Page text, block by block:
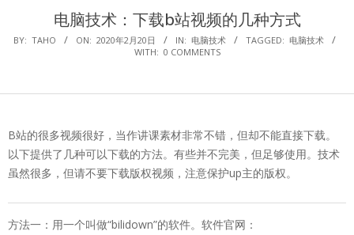
电脑技术：下载b站视频的几种方式
BY: TAHO ON: 2020年2月20日 IN: 电脑技术 TAGGED: 电脑技术
WITH: 0 COMMENTS
B站的很多视频很好，当作讲课素材非常不错，但却不能直接下载。
以下提供了几种可以下载的方法。有些并不完美，但足够使用。技术
虽然很多，但请不要下载版权视频，注意保护up主的版权。
方法一： 用一个叫做“bilidown”的软件。软件官网：